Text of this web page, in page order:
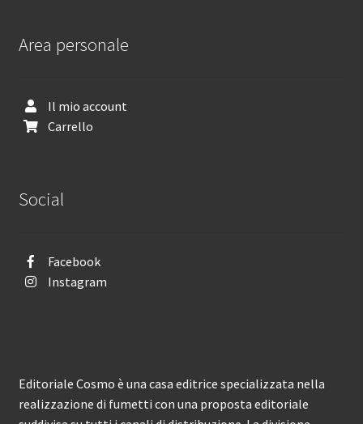
Area personale
Il mio account
Carrello
Social
Facebook
Instagram
Editoriale Cosmo è una casa editrice specializzata nella
realizzazione di fumetti con una proposta editoriale